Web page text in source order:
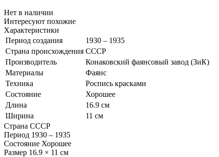
Нет в наличии
Интересуют похожие
Характеристики
Период создания
1930 – 1935
Страна происхождения СССР
Производитель
Конаковский фаянсовый завод (ЗиК)
Материалы
Фаянс
Техника
Роспись красками
Состояние
Хорошее
Длина
16.9 см
Ширина
11 см
Страна СССР
Период 1930 – 1935
Состояние Хорошее
Размер 16.9 × 11 см